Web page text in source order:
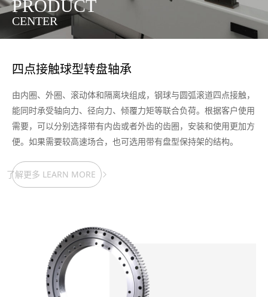
PRODUCT
CENTER
四点接触球型转盘轴承
由内圈、外圈、滚动体和隔离块组成，钢球与圆弧滚道四点接触，
能同时承受轴向力、径向力、倾覆力矩等联合负荷。根据客户使用
需要，可以分别选择带有内齿或者外齿的齿圈，安装和使用更加方
便。如果需要较高速场合，也可选用带有盘型保持架的结构。
了解更多 LEARN MORE